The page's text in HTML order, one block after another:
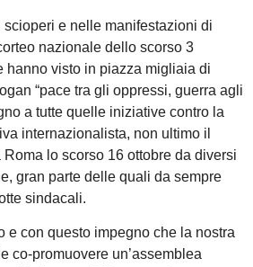
scioperi e nelle manifestazioni di
nazionale dello scorso 3
hanno visto in piazza migliaia di
“pace tra gli oppressi, guerra agli
a tutte quelle iniziative contro la
internazionalista, non ultimo il
lo scorso 16 ottobre da diversi
gran parte delle quali da sempre
sindacali.
e con questo impegno che la nostra
co-promuovere un’assemblea